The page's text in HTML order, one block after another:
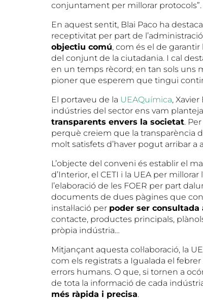
conjuntament per millorar protocols”.
En aquest sentit, Blai Paco ha
receptivitat per part de
objectiu comú, com és el de
del conjunt de la ciutadania. I cal
en un temps rècord; en tan sols uns
pioner que esperem que tingui
El portaveu de la UEAQuímica,
indústries del sector ens vam
transparents envers la societat.
perquè creiem que la transparència
molt satisfets d’haver pogut arribar a
L’objecte del conveni és establir el
d’Interior, el CETI i la UEA per
l’elaboració de les FOER per part
documents de dues pàgines que
instal·lació per poder ser
contacte, productes principals,
pròpia indústria…
Mitjançant aquesta col·laboració, la
com els registrats a Igualada el
errors humans. O que, si tornen a
de tota la informació de cada
més ràpida i precisa.